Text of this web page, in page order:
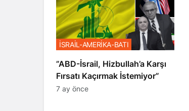
​​​​​​​”ABD-İsrail, Hizbullah’a Karşı
Fırsatı Kaçırmak İstemiyor”
İSRAİL-AMERİKA-BATI
7 ay önce